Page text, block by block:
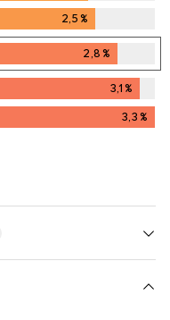
2,5%
2,8%
3,1%
3,3%